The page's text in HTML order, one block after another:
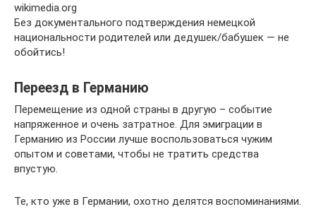
wikimedia.org
Без документального подтверждения немецкой
национальности родителей или дедушек/бабушек — не
обойтись!
Переезд в Германию
Перемещение из одной страны в другую – событие
напряженное и очень затратное. Для эмиграции в
Германию из России лучше воспользоваться чужим
опытом и советами, чтобы не тратить средства
впустую.
Те, кто уже в Германии, охотно делятся воспоминаниями.